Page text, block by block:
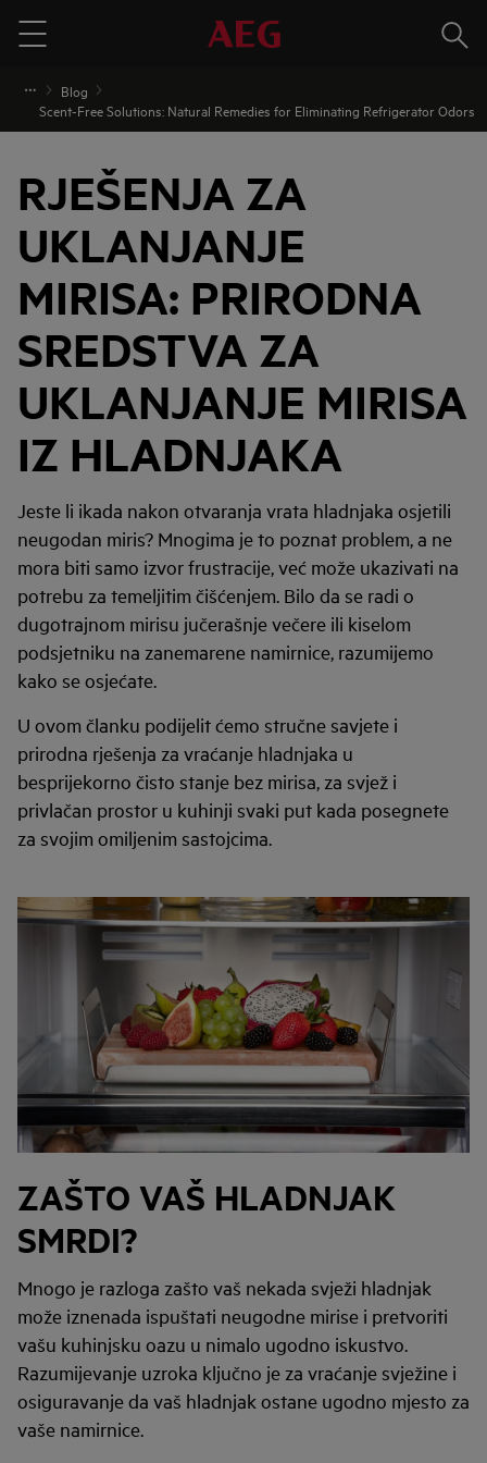
Menu
Traži
Blog
Scent-Free Solutions: Natural Remedies for Eliminating Refrigerator Odors
RJEŠENJA ZA
UKLANJANJE
MIRISA: PRIRODNA
SREDSTVA ZA
UKLANJANJE MIRISA
IZ HLADNJAKA
Jeste li ikada nakon otvaranja vrata hladnjaka osjetili
neugodan miris? Mnogima je to poznat problem, a ne
mora biti samo izvor frustracije, već može ukazivati na
potrebu za temeljitim čišćenjem. Bilo da se radi o
dugotrajnom mirisu jučerašnje večere ili kiselom
podsjetniku na zanemarene namirnice, razumijemo
kako se osjećate.
U ovom članku podijelit ćemo stručne savjete i
prirodna rješenja za vraćanje hladnjaka u
besprijekorno čisto stanje bez mirisa, za svjež i
privlačan prostor u kuhinji svaki put kada posegnete
za svojim omiljenim sastojcima.
ZAŠTO VAŠ HLADNJAK
SMRDI?
Mnogo je razloga zašto vaš nekada svježi hladnjak
može iznenada ispuštati neugodne mirise i pretvoriti
vašu kuhinjsku oazu u nimalo ugodno iskustvo.
Razumijevanje uzroka ključno je za vraćanje svježine i
osiguravanje da vaš hladnjak ostane ugodno mjesto za
vaše namirnice.